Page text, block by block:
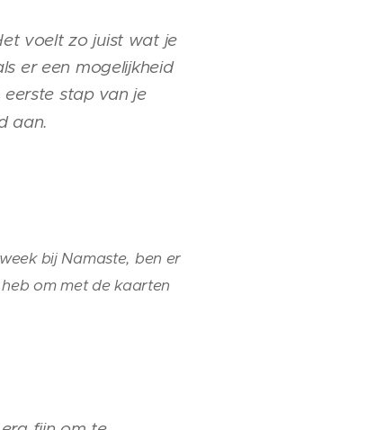
voelt zo juist wat je
er een mogelijkheid
stap van je
aan.
bij Namaste, ben er
om met de kaarten